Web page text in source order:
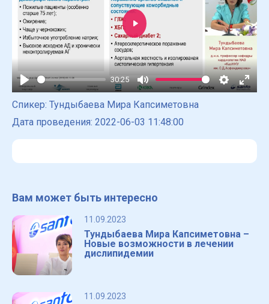
Play
30:25
Mute Settings
Enter
Play
Спикер: Тундыбаева Мира Капсиметовна
Дата проведения: 2022-06-03 11:48:00
Вам может быть интересно
11.09.2023
Тундыбаева Мира Капсиметовна –
Новые возможности в лечении
дислипидемии
11.09.2023